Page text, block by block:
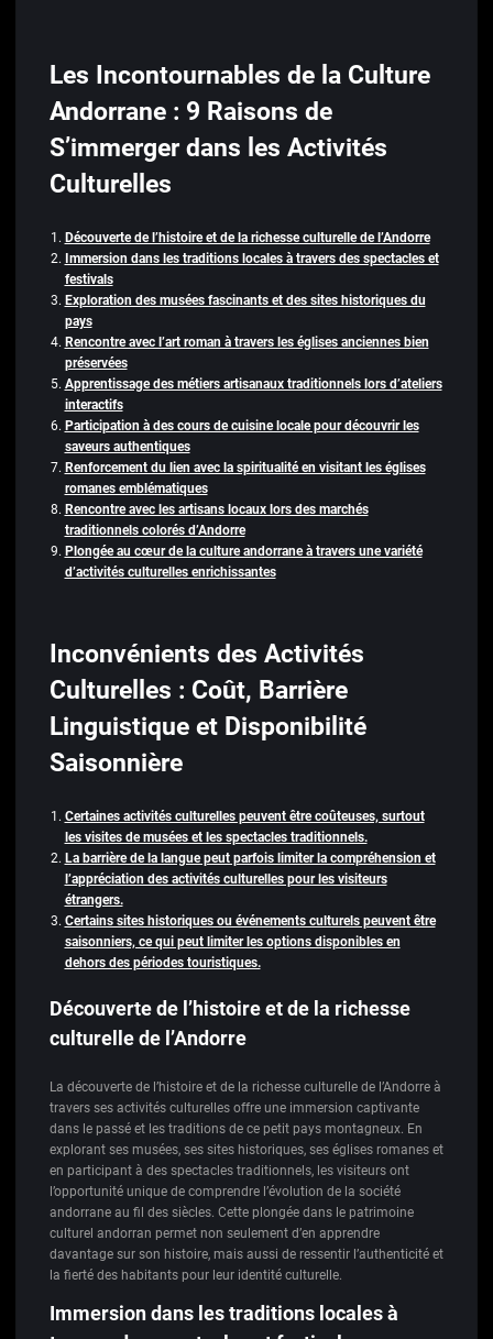
Les Incontournables de la Culture
Andorrane : 9 Raisons de
S’immerger dans les Activités
Culturelles
Découverte de l’histoire et de la richesse culturelle de l’Andorre
Immersion dans les traditions locales à travers des spectacles et
festivals
Exploration des musées fascinants et des sites historiques du
pays
Rencontre avec l’art roman à travers les églises anciennes bien
préservées
Apprentissage des métiers artisanaux traditionnels lors d’ateliers
interactifs
Participation à des cours de cuisine locale pour découvrir les
saveurs authentiques
Renforcement du lien avec la spiritualité en visitant les églises
romanes emblématiques
Rencontre avec les artisans locaux lors des marchés
traditionnels colorés d’Andorre
Plongée au cœur de la culture andorrane à travers une variété
d’activités culturelles enrichissantes
Inconvénients des Activités
Culturelles : Coût, Barrière
Linguistique et Disponibilité
Saisonnière
Certaines activités culturelles peuvent être coûteuses, surtout
les visites de musées et les spectacles traditionnels.
La barrière de la langue peut parfois limiter la compréhension et
l’appréciation des activités culturelles pour les visiteurs
étrangers.
Certains sites historiques ou événements culturels peuvent être
saisonniers, ce qui peut limiter les options disponibles en
dehors des périodes touristiques.
Découverte de l’histoire et de la richesse
culturelle de l’Andorre
La découverte de l’histoire et de la richesse culturelle de l’Andorre à
travers ses activités culturelles offre une immersion captivante
dans le passé et les traditions de ce petit pays montagneux. En
explorant ses musées, ses sites historiques, ses églises romanes et
en participant à des spectacles traditionnels, les visiteurs ont
l’opportunité unique de comprendre l’évolution de la société
andorrane au fil des siècles. Cette plongée dans le patrimoine
culturel andorran permet non seulement d’en apprendre
davantage sur son histoire, mais aussi de ressentir l’authenticité et
la fierté des habitants pour leur identité culturelle.
Immersion dans les traditions locales à